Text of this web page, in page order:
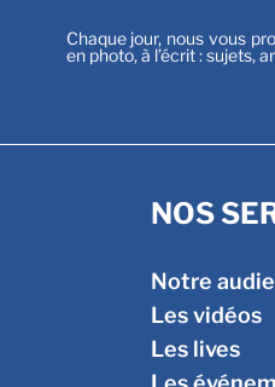
Chaque jour, nous vous
en photo, à l’écrit : sujets,
NOS
Notre
Les vidéos
Les lives